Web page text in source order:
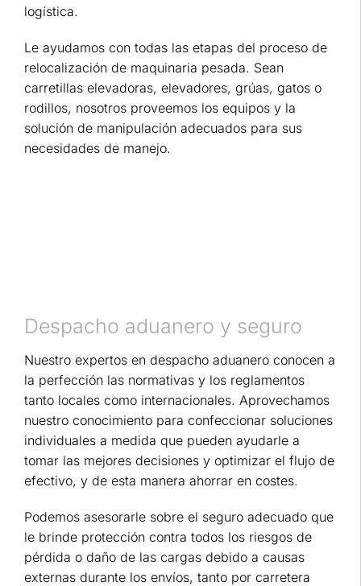
logística.
Le ayudamos con todas las etapas del proceso de
relocalización de maquinaria pesada. Sean
carretillas elevadoras, elevadores, grúas, gatos o
rodillos, nosotros proveemos los equipos y la
solución de manipulación adecuados para sus
necesidades de manejo.
Despacho aduanero y seguro
Nuestro expertos en despacho aduanero conocen a
la perfección las normativas y los reglamentos
tanto locales como internacionales. Aprovechamos
nuestro conocimiento para confeccionar soluciones
individuales a medida que pueden ayudarle a
tomar las mejores decisiones y optimizar el flujo de
efectivo, y de esta manera ahorrar en costes.
Podemos asesorarle sobre el seguro adecuado que
le brinde protección contra todos los riesgos de
pérdida o daño de las cargas debido a causas
externas durante los envíos, tanto por carretera